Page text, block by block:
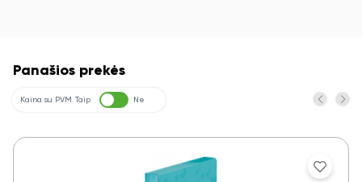
Panašios prekės
Kaina su PVM Taip Ne